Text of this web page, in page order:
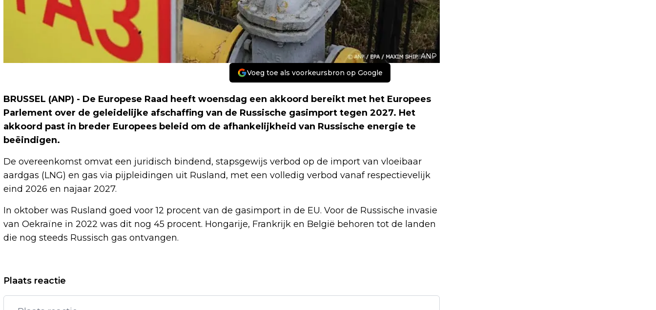
ANP
Voeg toe als voorkeursbron op Google
BRUSSEL (ANP) - De Europese Raad heeft woensdag een akkoord bereikt met het Europees
Parlement over de geleidelijke afschaffing van de Russische gasimport tegen 2027. Het
akkoord past in breder Europees beleid om de afhankelijkheid van Russische energie te
beëindigen.
De overeenkomst omvat een juridisch bindend, stapsgewijs verbod op de import van vloeibaar
aardgas (LNG) en gas via pijpleidingen uit Rusland, met een volledig verbod vanaf respectievelijk
eind 2026 en najaar 2027.
In oktober was Rusland goed voor 12 procent van de gasimport in de EU. Voor de Russische invasie
van Oekraïne in 2022 was dit nog 45 procent. Hongarije, Frankrijk en België behoren tot de landen
die nog steeds Russisch gas ontvangen.
Vorig artikel
CONGRESLEDEN VS WILLEN
ZUID-KOREAANSE LEIDER KIEST GEEN
Plaats reactie